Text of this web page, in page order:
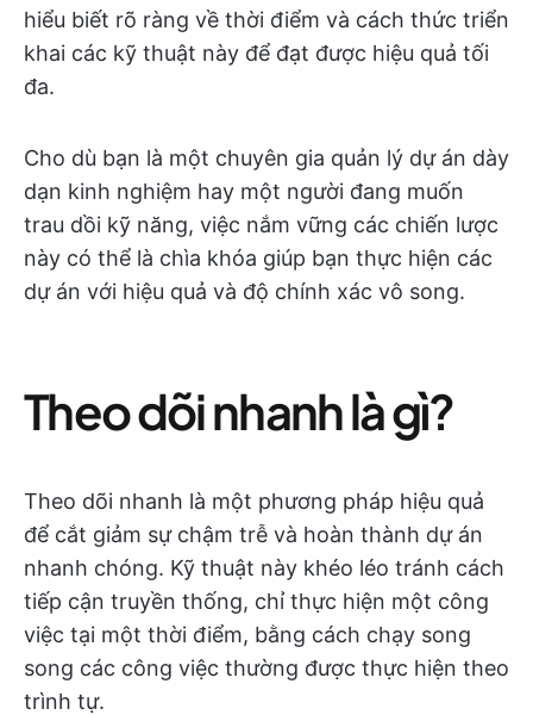
hiểu biết rõ ràng về thời điểm và cách thức triển
khai các kỹ thuật này để đạt được hiệu quả tối
đa.
Cho dù bạn là một chuyên gia quản lý dự án dày
dạn kinh nghiệm hay một người đang muốn
trau dồi kỹ năng, việc nắm vững các chiến lược
này có thể là chìa khóa giúp bạn thực hiện các
dự án với hiệu quả và độ chính xác vô song.
Theo dõi nhanh là gì?
Theo dõi nhanh là một phương pháp hiệu quả
để cắt giảm sự chậm trễ và hoàn thành dự án
nhanh chóng. Kỹ thuật này khéo léo tránh cách
tiếp cận truyền thống, chỉ thực hiện một công
việc tại một thời điểm, bằng cách chạy song
song các công việc thường được thực hiện theo
trình tự.